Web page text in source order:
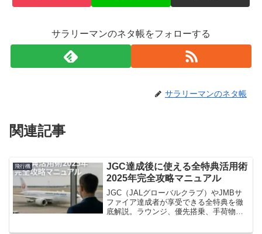
サラリーマンのネタ帳をフォローする
サラリーマンのネタ帳
関連記事
飛行機
JGC達成後に使える全特典活用術
2025年完全攻略マニュアル
JGC（JALグローバルクラブ）やJMBサ
ファイア達成者が享受できる全特典を徹
底解説。ラウンジ、優先搭乗、手荷物優